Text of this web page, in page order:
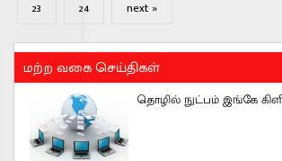
23 24 next »
மற்ற வகை செய்திகள்
தொழில் நுட்பம் இங்கே